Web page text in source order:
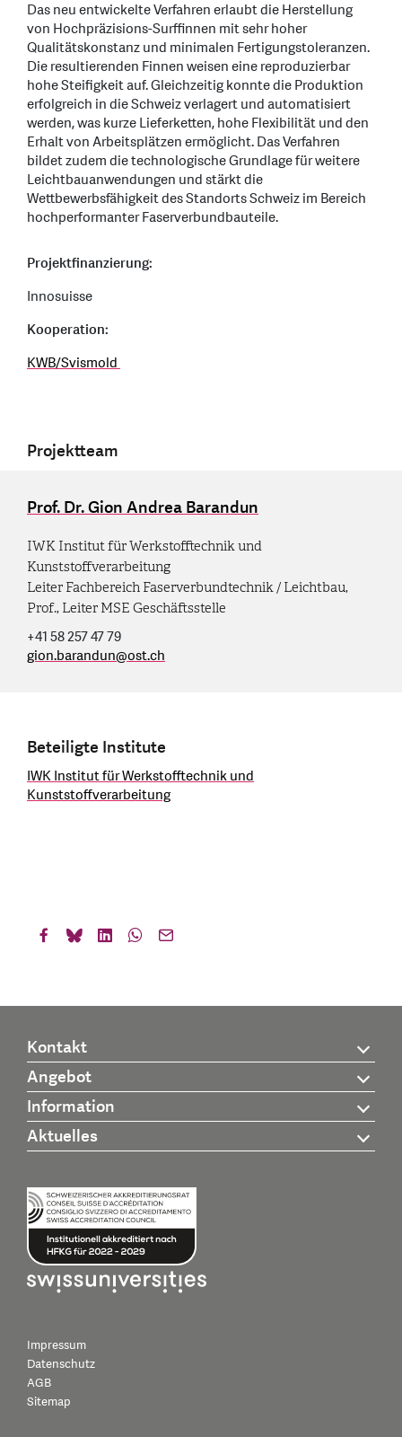
Das neu entwickelte Verfahren erlaubt die Herstellung
von Hochpräzisions-Surffinnen mit sehr hoher
Qualitätskonstanz und minimalen Fertigungstoleranzen.
Die resultierenden Finnen weisen eine reproduzierbar
hohe Steifigkeit auf. Gleichzeitig konnte die Produktion
erfolgreich in die Schweiz verlagert und automatisiert
werden, was kurze Lieferketten, hohe Flexibilität und den
Erhalt von Arbeitsplätzen ermöglicht. Das Verfahren
bildet zudem die technologische Grundlage für weitere
Leichtbauanwendungen und stärkt die
Wettbewerbsfähigkeit des Standorts Schweiz im Bereich
hochperformanter Faserverbundbauteile.
Projektfinanzierung:
Innosuisse
Kooperation:
KWB/Svismold
Projektteam
Prof. Dr. Gion Andrea Barandun
IWK Institut für Werkstofftechnik und
Kunststoffverarbeitung
Leiter Fachbereich Faserverbundtechnik / Leichtbau,
Prof., Leiter MSE Geschäftsstelle
+41 58 257 47 79
gion.barandun@ost.ch
Beteiligte Institute
IWK Institut für Werkstofftechnik und
Kunststoffverarbeitung
Kontakt
Angebot
Information
Aktuelles
Impressum
Datenschutz
AGB
Sitemap